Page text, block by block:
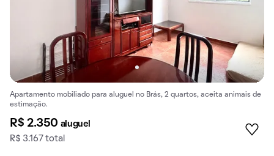
Apartamento mobiliado para aluguel no Brás, 2 quartos, aceita animais de
estimação.
R$ 2.350 aluguel
R$ 3.167 total